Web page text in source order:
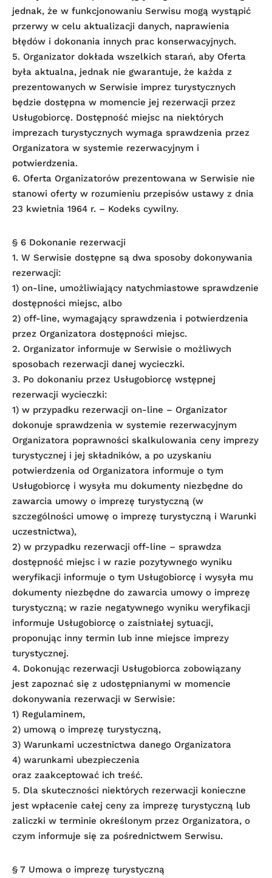
jednak, że w funkcjonowaniu Serwisu mogą wystąpić
przerwy w celu aktualizacji danych, naprawienia
błędów i dokonania innych prac konserwacyjnych.
5. Organizator dokłada wszelkich starań, aby Oferta
była aktualna, jednak nie gwarantuje, że każda z
prezentowanych w Serwisie imprez turystycznych
będzie dostępna w momencie jej rezerwacji przez
Usługobiorcę. Dostępność miejsc na niektórych
imprezach turystycznych wymaga sprawdzenia przez
Organizatora w systemie rezerwacyjnym i
potwierdzenia.
6. Oferta Organizatorów prezentowana w Serwisie nie
stanowi oferty w rozumieniu przepisów ustawy z dnia
23 kwietnia 1964 r. – Kodeks cywilny.
§ 6 Dokonanie rezerwacji
1. W Serwisie dostępne są dwa sposoby dokonywania
rezerwacji:
1) on-line, umożliwiający natychmiastowe sprawdzenie
dostępności miejsc, albo
2) off-line, wymagający sprawdzenia i potwierdzenia
przez Organizatora dostępności miejsc.
2. Organizator informuje w Serwisie o możliwych
sposobach rezerwacji danej wycieczki.
3. Po dokonaniu przez Usługobiorcę wstępnej
rezerwacji wycieczki:
1) w przypadku rezerwacji on-line – Organizator
dokonuje sprawdzenia w systemie rezerwacyjnym
Organizatora poprawności skalkulowania ceny imprezy
turystycznej i jej składników, a po uzyskaniu
potwierdzenia od Organizatora informuje o tym
Usługobiorcę i wysyła mu dokumenty niezbędne do
zawarcia umowy o imprezę turystyczną (w
szczególności umowę o imprezę turystyczną i Warunki
uczestnictwa),
2) w przypadku rezerwacji off-line – sprawdza
dostępność miejsc i w razie pozytywnego wyniku
weryfikacji informuje o tym Usługobiorcę i wysyła mu
dokumenty niezbędne do zawarcia umowy o imprezę
turystyczną; w razie negatywnego wyniku weryfikacji
informuje Usługobiorcę o zaistniałej sytuacji,
proponując inny termin lub inne miejsce imprezy
turystycznej.
4. Dokonując rezerwacji Usługobiorca zobowiązany
jest zapoznać się z udostępnianymi w momencie
dokonywania rezerwacji w Serwisie:
1) Regulaminem,
2) umową o imprezę turystyczną,
3) Warunkami uczestnictwa danego Organizatora
4) warunkami ubezpieczenia
oraz zaakceptować ich treść.
5. Dla skuteczności niektórych rezerwacji konieczne
jest wpłacenie całej ceny za imprezę turystyczną lub
zaliczki w terminie określonym przez Organizatora, o
czym informuje się za pośrednictwem Serwisu.
§ 7 Umowa o imprezę turystyczną